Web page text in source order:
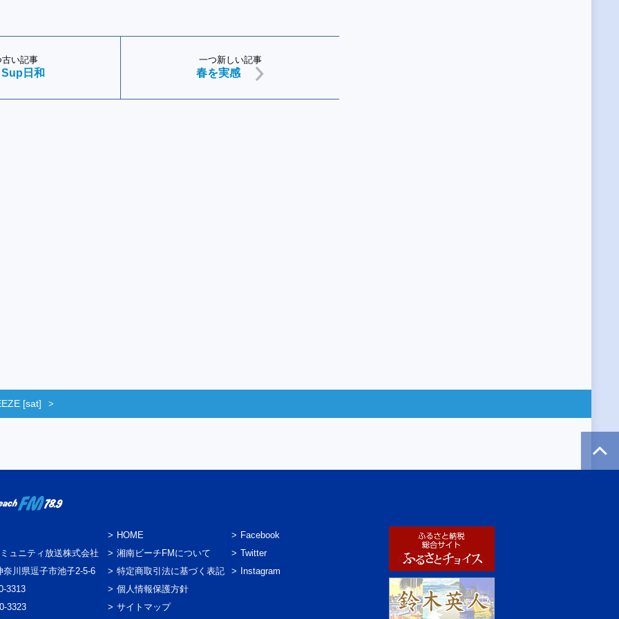
い記事
Sup日和
一つ新しい記事
春を実感
[sat]
ュニティ放送株式会社
奈川県逗子市池子2-5-6
3313
3323
HOME
湘南ビーチFMについて
特定商取引法に基づく表記
個人情報保護方針
サイトマップ
Facebook
Twitter
Instagram